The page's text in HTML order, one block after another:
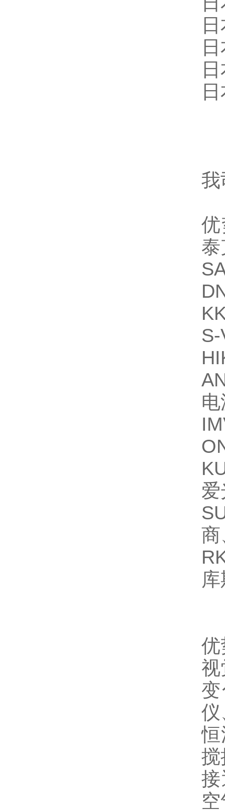
我
S-
商
优
视
仪
搅